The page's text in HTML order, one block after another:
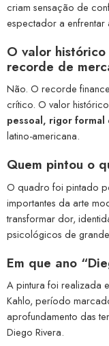
criam sensação de
espectador a enfrentar
O valor
recorde de
Não. O recorde
crítico. O valor
pessoal, rigor
latino-americana.
Quem pintou o
O quadro foi pintado
importantes da arte
transformar dor,
psicológicos de
Em que ano
A pintura foi realizada
Kahlo, período
aprofundamento das
Diego Rivera.